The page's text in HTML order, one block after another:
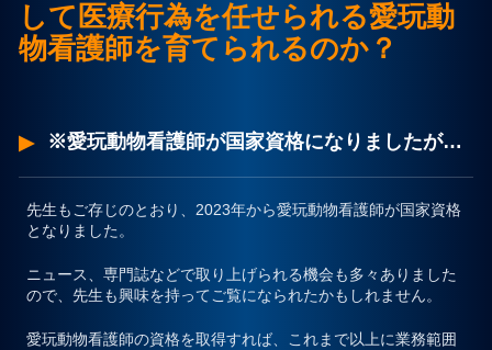
プライバシーポリシー
して医療行為を任せられる愛玩動
物看護師を育てられるのか？
※愛玩動物看護師が国家資格になりましたが…
先生もご存じのとおり、2023年から愛玩動物看護師が国家資格
となりました。
ニュース、専門誌などで取り上げられる機会も多々ありました
ので、先生も興味を持ってご覧になられたかもしれません。
愛玩動物看護師の資格を取得すれば、これまで以上に業務範囲